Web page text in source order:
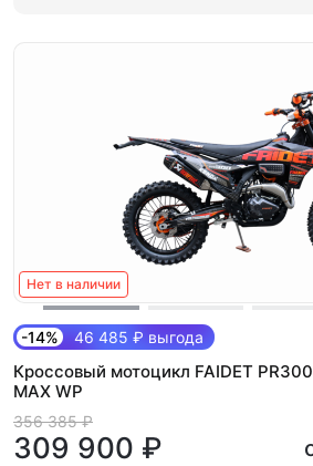
Нет в наличии
-14% 46 485 ₽ выгода
Кроссовый мотоцикл FAIDET PR300
MAX WP
356 385 ₽
309 900 ₽